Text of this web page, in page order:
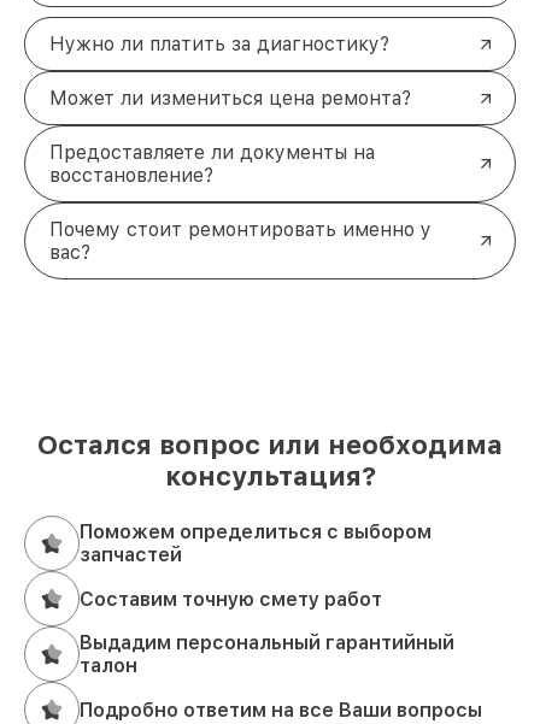
Нужно ли платить за диагностику?
Может ли измениться цена ремонта?
Предоставляете ли документы на
восстановление?
Почему стоит ремонтировать именно у
вас?
Остался вопрос или необходима
консультация?
Поможем определиться с выбором
запчастей
Составим точную смету работ
Выдадим персональный гарантийный
талон
Подробно ответим на все Ваши вопросы